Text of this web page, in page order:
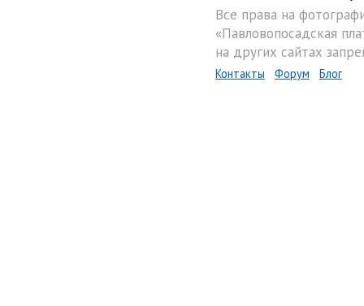
Все права на
«Павловопосадская
на других сайтах
Контакты Форум Блог